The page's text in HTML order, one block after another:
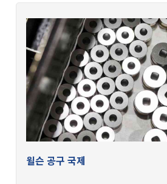
윌슨 공구 국제